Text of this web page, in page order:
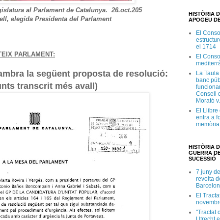
al Parlament de Catalunya. 26.oct.205
elegida Presidenta del Parlament
PARLAMENT:
la següent proposta de resolució:
transcrit més avall)
HISTÒRIA
APOGEU
El
el 1714
El
La
banc
Consell
Morató
El Llibre
entra a
HISTÒRIA
GUERRA
SUCESSIÓ
7 juny
revolta
El
"Tractat